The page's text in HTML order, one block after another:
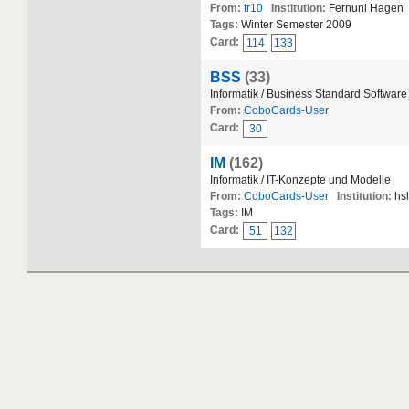
From: tr10 Institution: Fernuni Hagen
Tags: Winter Semester 2009
Card:
114 133
BSS (33)
Informatik / Business Standard Software
From: CoboCards-User
Card:
30
IM (162)
Informatik / IT-Konzepte und Modelle
From: CoboCards-User Institution:
Tags:
IM
Card:
51 132